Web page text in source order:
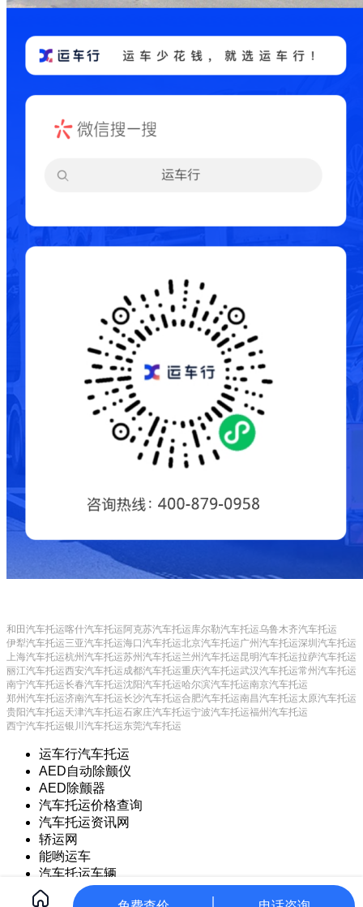
和田汽车托运喀什汽车托运阿克苏汽车托运库尔勒汽车托运乌鲁木齐汽车托运
伊犁汽车托运三亚汽车托运海口汽车托运北京汽车托运广州汽车托运深圳汽车托运
上海汽车托运杭州汽车托运苏州汽车托运兰州汽车托运昆明汽车托运拉萨汽车托运
丽江汽车托运西安汽车托运成都汽车托运重庆汽车托运武汉汽车托运常州汽车托运
南宁汽车托运长春汽车托运沈阳汽车托运哈尔滨汽车托运南京汽车托运
郑州汽车托运济南汽车托运长沙汽车托运合肥汽车托运南昌汽车托运太原汽车托运
贵阳汽车托运天津汽车托运石家庄汽车托运宁波汽车托运福州汽车托运
西宁汽车托运银川汽车托运东莞汽车托运
运车行汽车托运
AED自动除颤仪
AED除颤器
汽车托运价格查询
汽车托运资讯网
轿运网
能哟运车
汽车托运车辆
Copyright © 2021 常州甲保御网络科技有限公司 CorePress